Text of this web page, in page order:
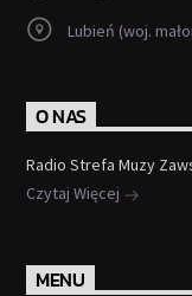
Lubień (woj.
O NAS
Radio Strefa Muzy
Czytaj Więcej
MENU